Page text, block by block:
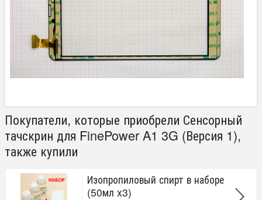
Покупатели, которые приобрели Сенсорный
тачскрин для FinePower A1 3G (Версия 1),
также купили
Изопропиловый спирт в наборе
(50мл x3)